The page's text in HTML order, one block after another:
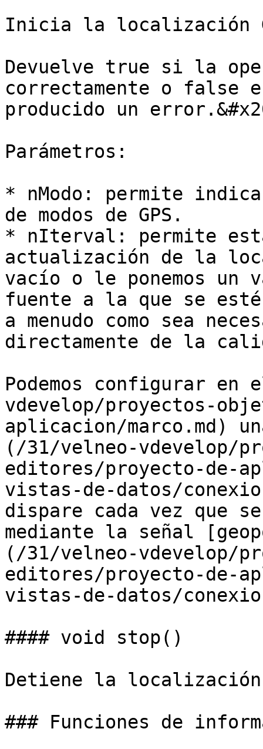
Inicia la localización
Devuelve true si la
correctamente o false
producido un
Parámetros:
* nModo: permite
de modos de GPS.
* nIterval: permite
actualización de la
vacío o le ponemos
fuente a la que se
a menudo como sea
directamente de la
Podemos configurar
vdevelop/proyectos-
aplicacion/marco.md)
(/31/velneo-vdevelop/
editores/proyecto-de-
vistas-de-datos/
dispare cada vez que
mediante la señal
(/31/velneo-vdevelop/
editores/proyecto-de-
vistas-de-datos/
#### void stop()
Detiene la
### Funciones de